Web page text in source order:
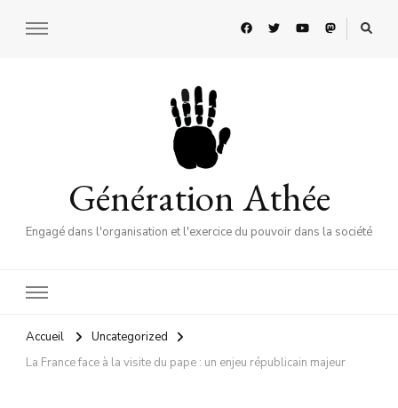
Génération Athée
Engagé dans l'organisation et l'exercice du pouvoir dans la société
Accueil
Uncategorized
La France face à la visite du pape : un enjeu républicain majeur